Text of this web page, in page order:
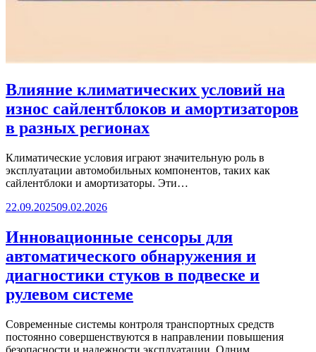
Влияние климатических условий на
износ сайлентблоков и амортизаторов
в разных регионах
Климатические условия играют значительную роль в
эксплуатации автомобильных компонентов, таких как
сайлентблоки и амортизаторы. Эти…
22.09.202509.02.2026
Инновационные сенсоры для
автоматического обнаружения и
диагностики стуков в подвеске и
рулевом системе
Современные системы контроля транспортных средств
постоянно совершенствуются в направлении повышения
безопасности и надежности эксплуатации. Одним…